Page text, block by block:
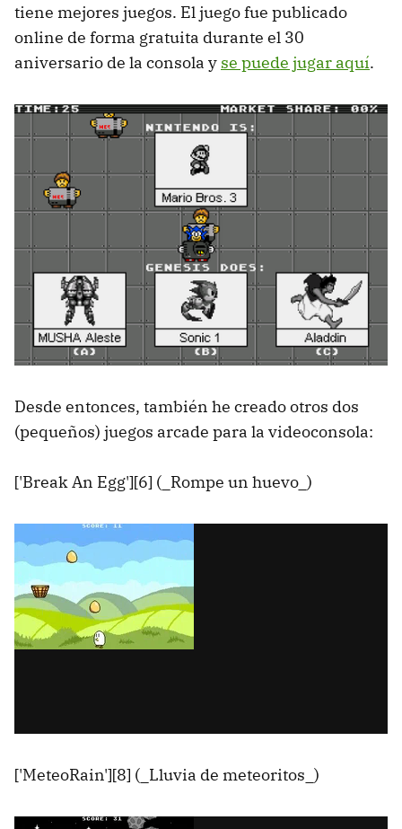
tiene mejores juegos. El juego fue publicado
online de forma gratuita durante el 30
aniversario de la consola y se puede jugar aquí.
Desde entonces, también he creado otros dos
(pequeños) juegos arcade para la videoconsola:
['Break An Egg'][6] (_Rompe un huevo_)
['MeteoRain'][8] (_Lluvia de meteoritos_)